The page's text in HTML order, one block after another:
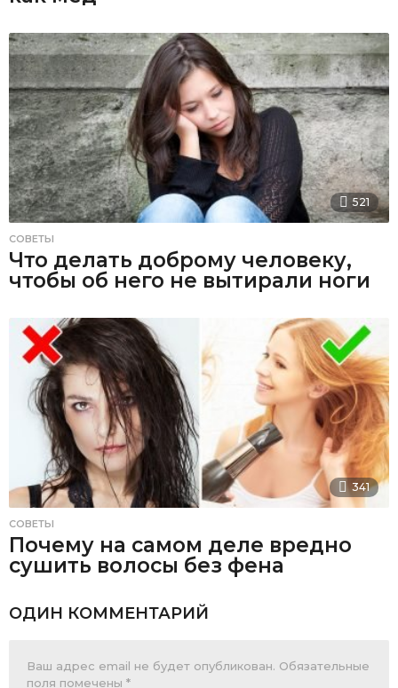
521
СОВЕТЫ
Что делать доброму человеку,
чтобы об него не вытирали ноги
341
СОВЕТЫ
Почему на самом деле вредно
сушить волосы без фена
ОДИН КОММЕНТАРИЙ
Ваш адрес email не будет опубликован. Обязательные
поля помечены *